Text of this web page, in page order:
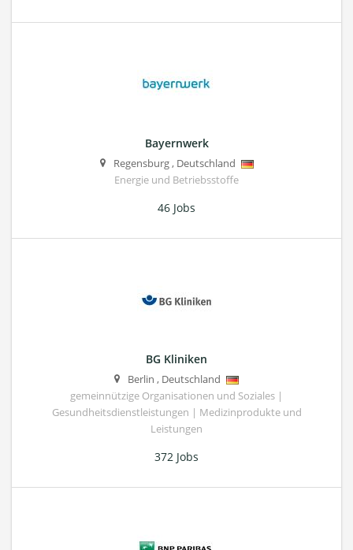
Bayernwerk
Regensburg, Deutschland
Energie und Betriebsstoffe
46 Jobs
BG Kliniken
Berlin , Deutschland
gemeinnützige Organisationen und Soziales |
Gesundheitsdienstleistungen | Medizinprodukte und
Leistungen
372 Jobs